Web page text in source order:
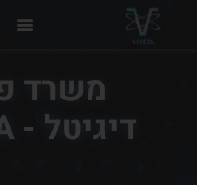
משרד
דיגיטל - VEGETA